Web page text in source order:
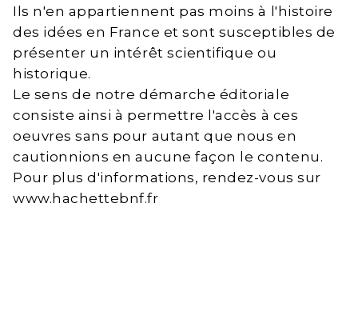
Ils n'en appartiennent pas moins à l'histoire
des idées en France et sont susceptibles de
présenter un intérêt scientifique ou
historique.
Le sens de notre démarche éditoriale
consiste ainsi à permettre l'accès à ces
oeuvres sans pour autant que nous en
cautionnions en aucune façon le contenu.
Pour plus d'informations, rendez-vous sur
www.hachettebnf.fr